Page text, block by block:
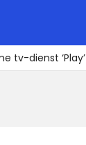
tv-dienst ‘Play’